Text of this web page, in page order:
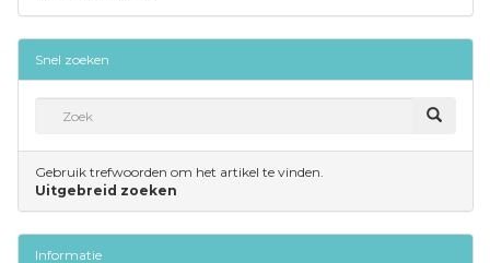
Snel zoeken
Gebruik trefwoorden om het artikel te vinden.
Uitgebreid zoeken
Informatie